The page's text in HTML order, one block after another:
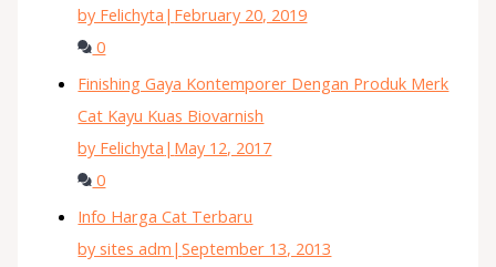
by Felichyta | February 20, 2019
0
Finishing Gaya Kontemporer Dengan Produk Merk
Cat Kayu Kuas Biovarnish
by Felichyta | May 12, 2017
0
Info Harga Cat Terbaru
by sites adm |September 13, 2013